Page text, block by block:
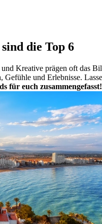
die Top 6
Kreative prägen oft das
und Erlebnisse.
für euch zusammengefasst!